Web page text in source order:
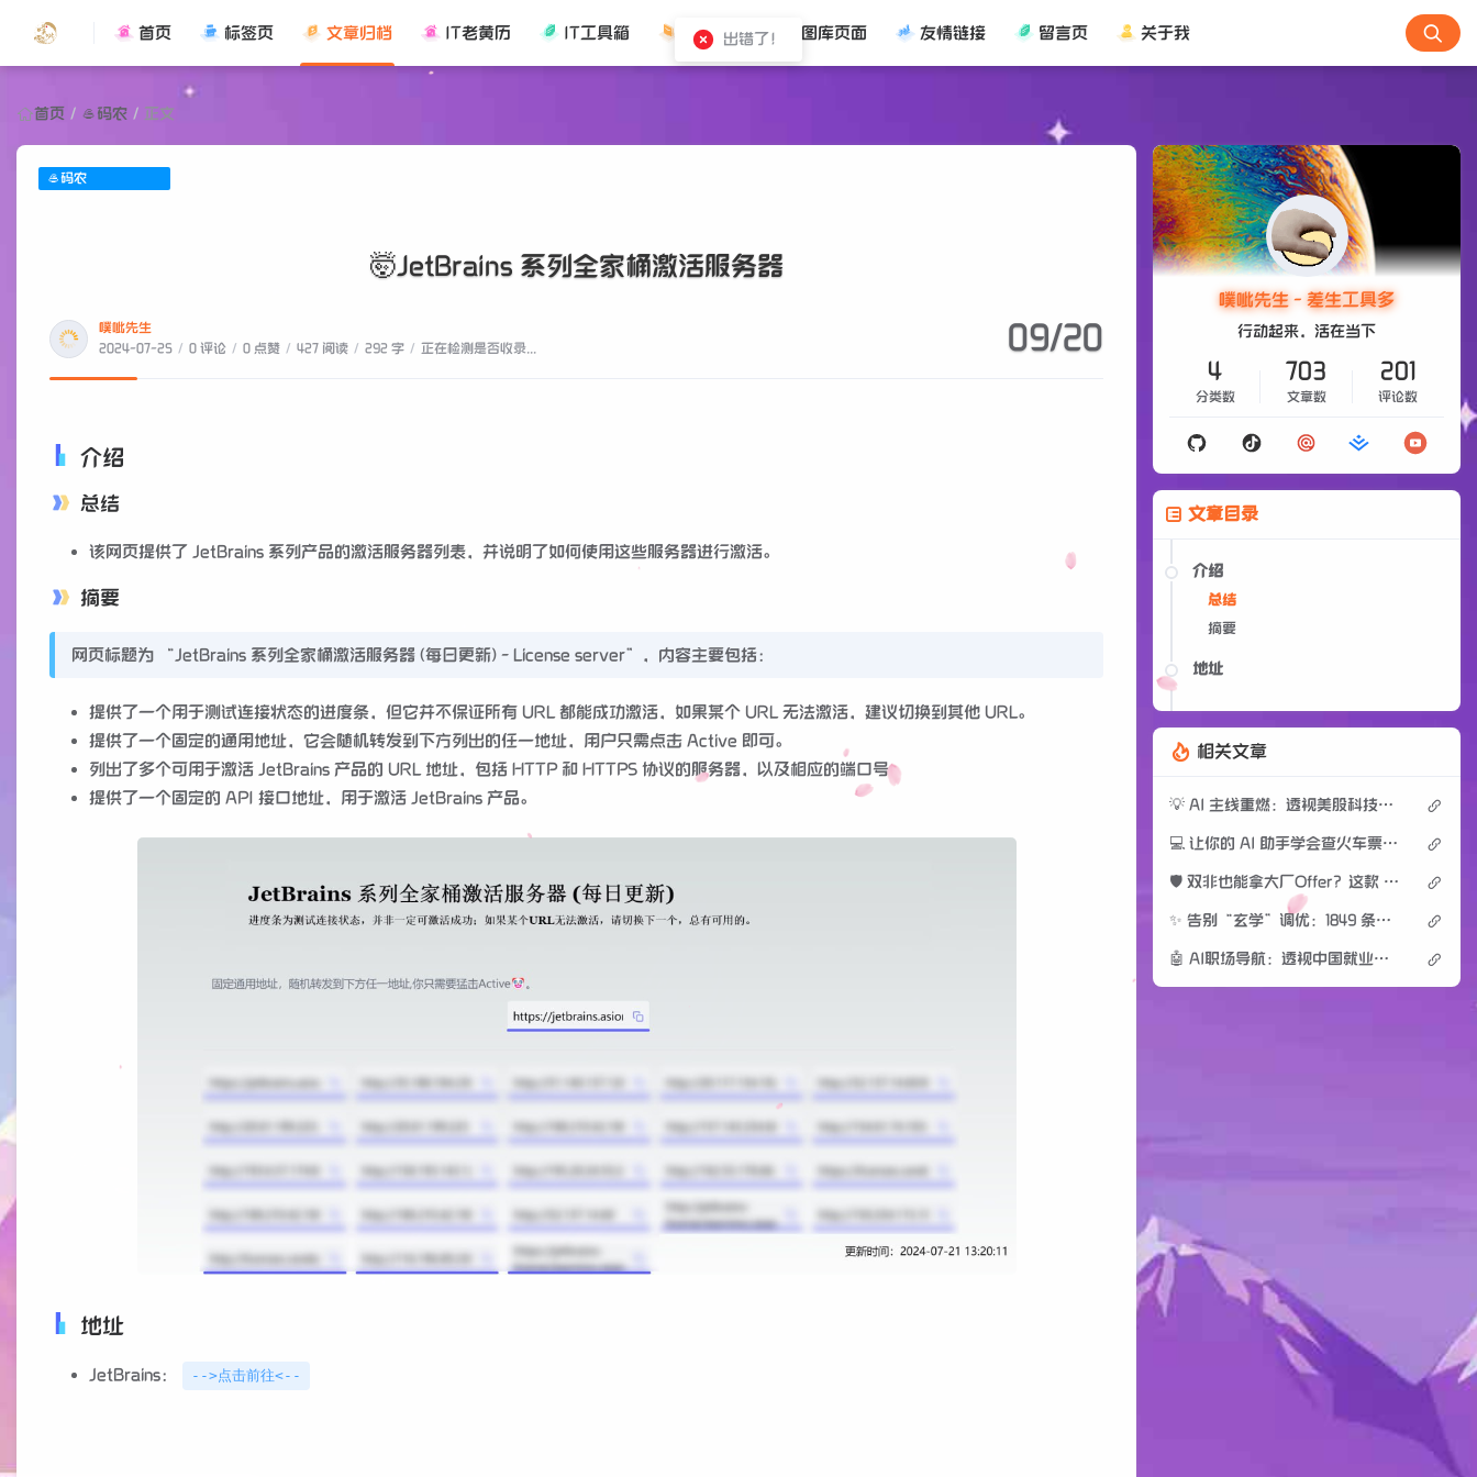
首页 标签页 文章归档 IT老黄历 IT工具箱 随手笔记 图库页面 友情链接 留言页 关于我
首页 / 🥌码农 / 正文
🥌码农
🤯JetBrains 系列全家桶激活服务器
噗呲先生
2024-07-25 / 0 评论 / 0 点赞 / 427 阅读 / 292 字 / 正在检测是否收录... 09/20
介绍
总结
该网页提供了 JetBrains 系列产品的激活服务器列表，并说明了如何使用这些服务器进行激活。
摘要
网页标题为 “JetBrains 系列全家桶激活服务器 (每日更新) - License server”，内容主要包括：
提供了一个用于测试连接状态的进度条，但它并不保证所有 URL 都能成功激活，如果某个 URL 无法激活，建议切换到其他 URL。
提供了一个固定的通用地址，它会随机转发到下方列出的任一地址，用户只需点击 Active 即可。
列出了多个可用于激活 JetBrains 产品的 URL 地址，包括 HTTP 和 HTTPS 协议的服务器，以及相应的端口号。
提供了一个固定的 API 接口地址，用于激活 JetBrains 产品。
地址
JetBrains： -->点击前往<--
噗呲先生 - 差生工具多
行动起来，活在当下
4
分类数
703
文章数
201
评论数
文章目录
介绍
总结
摘要
地址
相关文章
💡 AI 主线重燃：透视美股科技股反弹背后的底层逻辑
💻 让你的 AI 助手学会查火车票：12306-mcp 强力破圈
🛡️ 双非也能拿大厂Offer？这款 AI Agent 帮你把简历“翻译”成面试官想要的语言
✨ 告别“玄学”调优：1849 条实战级 GPT 绘图提示词库，精准拿捏 AI 审美
🤖 AI职场导航：透视中国就业市场AI影响深度解析